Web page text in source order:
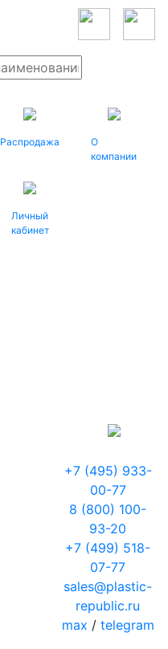
Распродажа
О
компании
Личный
кабинет
+7 (495) 933-
00-77
8 (800) 100-
93-20
+7 (499) 518-
07-77
sales@plastic-
republic.ru
max / telegram